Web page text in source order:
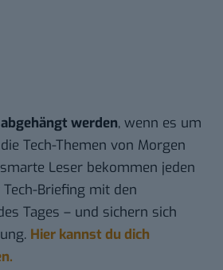
werden, wenn es um
Tech-Themen von Morgen
Leser bekommen jeden
Tech-Briefing mit den
Tages – und sichern sich
Hier kannst du dich